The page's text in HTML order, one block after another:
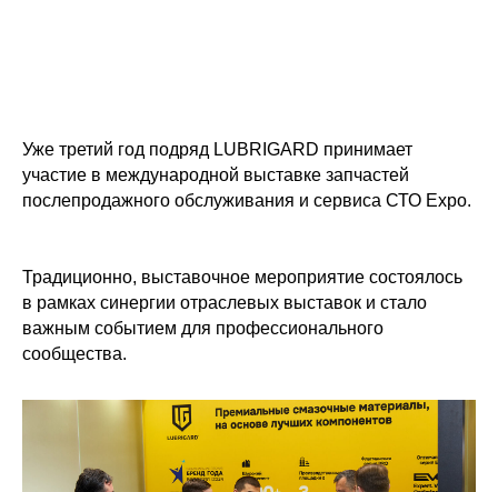
ООО «Лубри Груп» — производитель
смазочных материалов LUBRIGARD
Уже третий год подряд LUBRIGARD принимает
участие в международной выставке запчастей
послепродажного обслуживания и сервиса СТО Expo.
Традиционно, выставочное мероприятие состоялось
в рамках синергии отраслевых выставок и стало
важным событием для профессионального
сообщества.